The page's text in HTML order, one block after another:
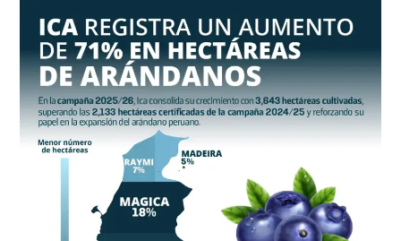
hectáreas
arándanos
en
Ica
crecen
71%